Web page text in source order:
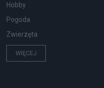
Hobby
Pogoda
Zwierzęta
WIĘCEJ